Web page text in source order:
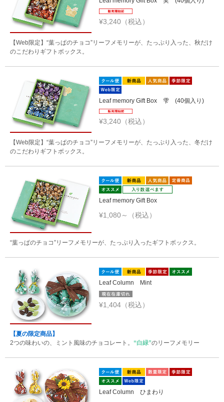
¥3,240（税込）
【Web限定】“葉っぱのチョコ”リーフメモリーが、たっぷり入った、秋だけ
のこだわりギフトボックス。
Leaf memory Gift Box 雫 (40個入り)
¥3,240（税込）
【Web限定】“葉っぱのチョコ”リーフメモリーが、たっぷり入った、冬だけ
のこだわりギフトボックス。
Leaf memory Gift Box
¥1,080～（税込）
“葉っぱのチョコ”リーフメモリーが、たっぷり入ったギフトボックス。
Leaf Column Mint
¥1,404（税込）
【夏の限定商品】
2つの味わいの、ミント風味のチョコレート。 “白緑”のリーフメモリー
Leaf Column ひまわり